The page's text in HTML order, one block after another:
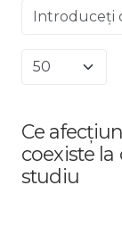
Introduceți
Afișare #
Ce
coexiste
studiu